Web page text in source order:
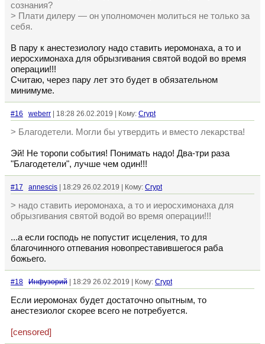
сознания?
> Плати дилеру — он уполномочен молиться не только за
себя.
В пару к анестезиологу надо ставить иеромонаха, а то и
иеросхимонаха для обрызгивания святой водой во время
операции!!!
Считаю, через пару лет это будет в обязательном
минимуме.
#16 weberr | 18:28 26.02.2019 | Кому: Crypt
> Благодетели. Могли бы утвердить и вместо лекарства!
Эй! Не торопи события! Понимать надо! Два-три раза
"Благодетели", лучше чем один!!!
#17 annescis | 18:29 26.02.2019 | Кому: Crypt
> надо ставить иеромонаха, а то и иеросхимонаха для
обрызгивания святой водой во время операции!!!
...а если господь не попустит исцеления, то для
благочинного отпевания новопреставившегося раба
божьего.
#18 Инфузорий | 18:29 26.02.2019 | Кому: Crypt
Если иеромонах будет достаточно опытным, то
анестезиолог скорее всего не потребуется.
[censored]